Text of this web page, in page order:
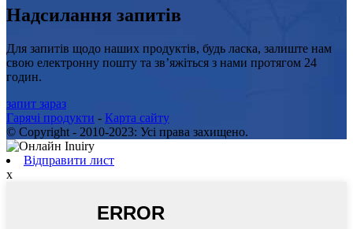
Надсилання запитів
Для запитів щодо наших продуктів, будь ласка, залиште нам
свою електронну пошту та зв’яжіться з нами протягом 24
годин.
запит зараз
Гарячі продукти - Карта сайту
© Copyright - 2010-2023: Усі права захищено.
Відправити лист
x